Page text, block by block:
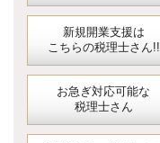
新規開業支援は
こちらの税理士さん!!
お急ぎ対応可能な
税理士さん